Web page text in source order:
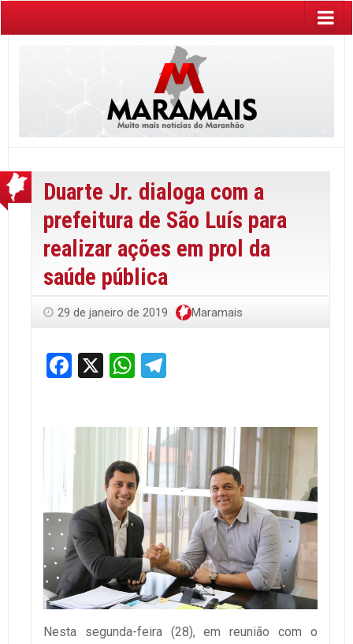
Duarte Jr. dialoga com a
prefeitura de São Luís para
realizar ações em prol da
saúde pública
29 de janeiro de 2019 Maramais
Facebook
X WhatsApp
Nesta segunda-feira (28), em reunião com o